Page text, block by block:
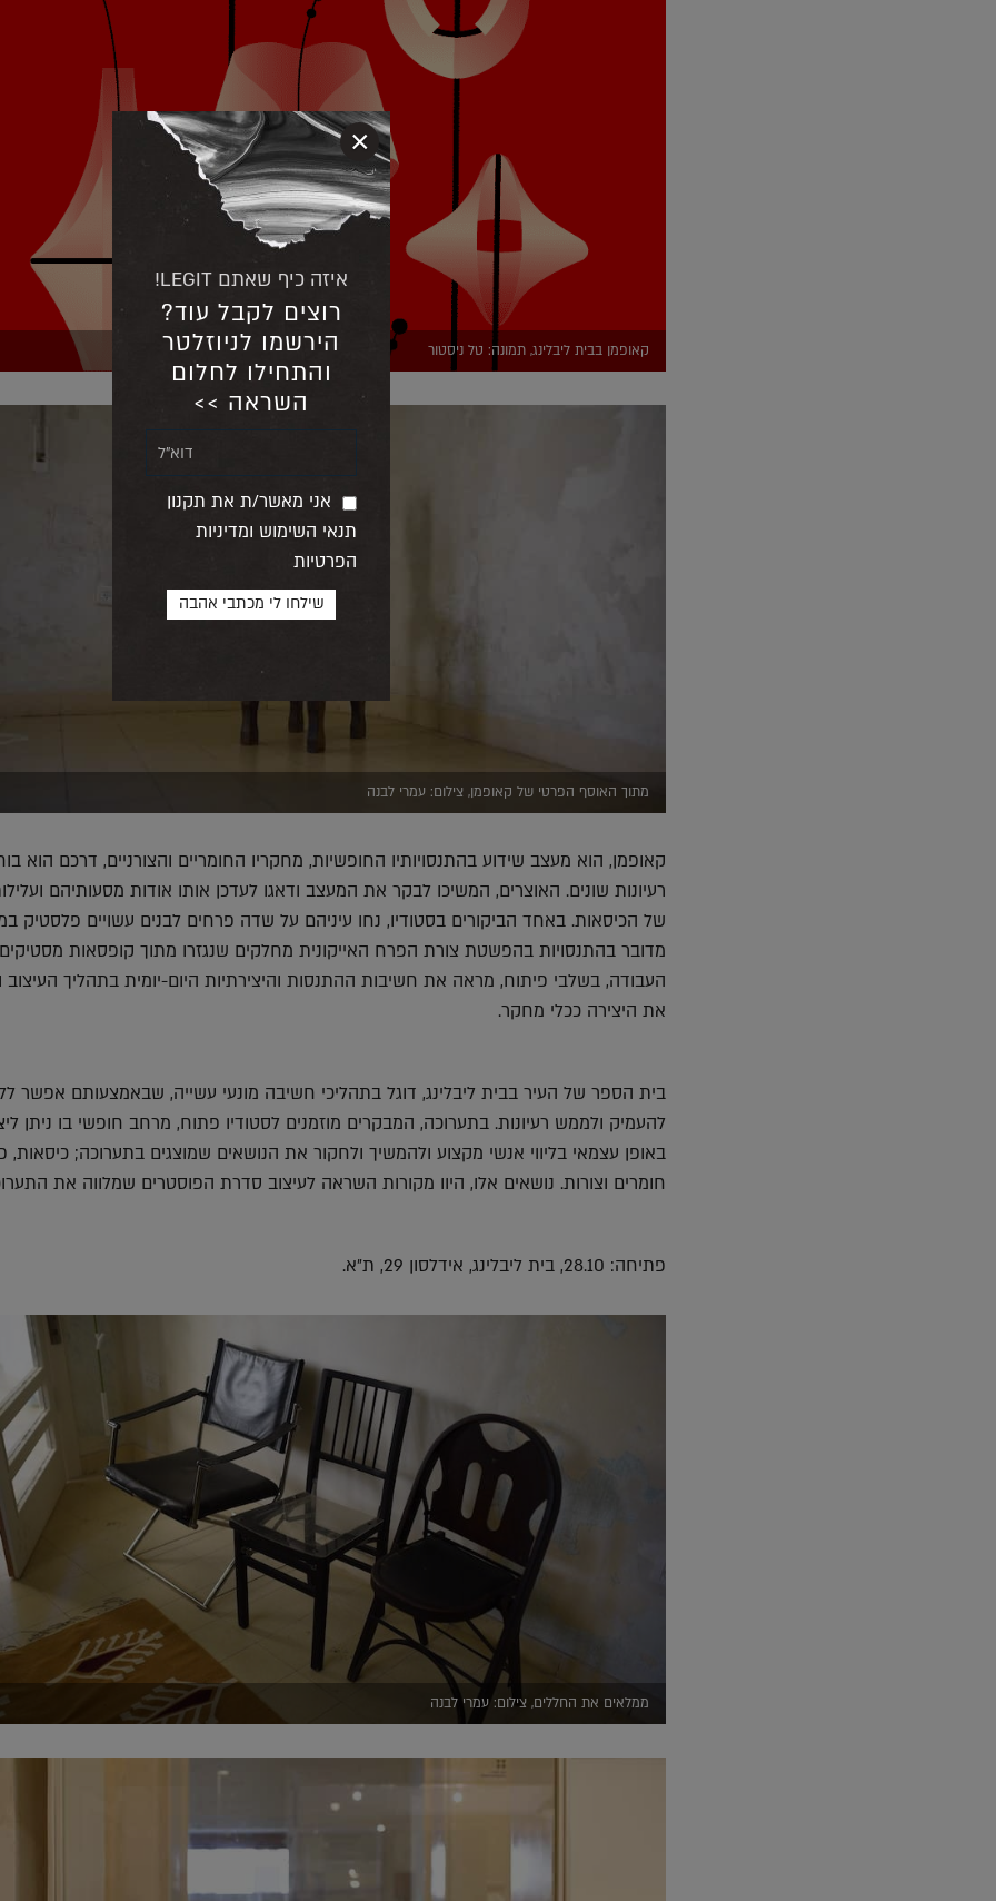
קאופמן בבית ליבלינג, תמונה: טל ניסטור
מתוך האוסף הפרטי של קאופמן, צילום: עמרי לבנה
קאופמן, הוא מעצב שידוע בהתנסויותיו החופשיות, מחקריו החומריים והצורניים, דרכם הוא
רעיונות שונים. האוצרים, המשיכו לבקר את המעצב ודאגו לעדכן אותו אודות מסעותיהם
של הכיסאות. באחד הביקורים בסטודיו, נחו עיניהם על שדה פרחים לבנים עשויים פלסטיק
מדובר בהתנסויות בהפשטת צורת הפרח האייקונית מחלקים שנגזרו מתוך קופסאות
העבודה, בשלבי פיתוח, מראה את חשיבות ההתנסות והיצירתיות היום-יומית בתהליך העיצוב
את היצירה ככלי מחקר.
בית הספר של העיר בבית ליבלינג, דוגל בתהליכי חשיבה מונעי עשייה, שבאמצעותם אפשר
להעמיק ולממש רעיונות. בתערוכה, המבקרים מוזמנים לסטודיו פתוח, מרחב חופשי בו ניתן
באופן עצמאי בליווי אנשי מקצוע ולהמשיך ולחקור את הנושאים שמוצגים בתערוכה; כיסאות,
חומרים וצורות. נושאים אלו, היוו מקורות השראה לעיצוב סדרת הפוסטרים שמלווה את
פתיחה: 28.10, בית ליבלינג, אידלסון 29, ת״א.
ממלאים את החללים, צילום: עמרי לבנה
איזה כיף שאתם LEGIT!
רוצים לקבל עוד?
הירשמו לניוזלטר
והתחילו לחלום
השראה >>
אני מאשר/ת את תקנון
תנאי השימוש ומדיניות
הפרטיות
×